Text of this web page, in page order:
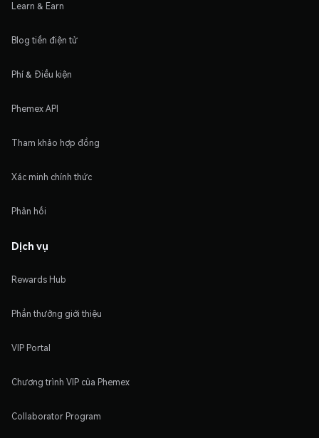
Learn & Earn
Blog tiền điện tử
Phí & Điều kiện
Phemex API
Tham khảo hợp đồng
Xác minh chính thức
Phản hồi
Dịch vụ
Rewards Hub
Phần thưởng giới thiệu
VIP Portal
Chương trình VIP của Phemex
Collaborator Program